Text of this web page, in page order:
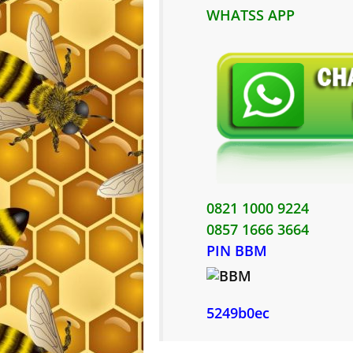
WHATSS APP
0821 1000 9224
0857 1666 3664
PIN BBM
5249b0ec